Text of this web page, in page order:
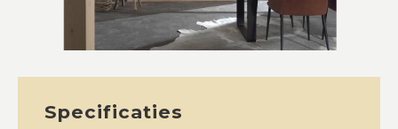
Specificaties